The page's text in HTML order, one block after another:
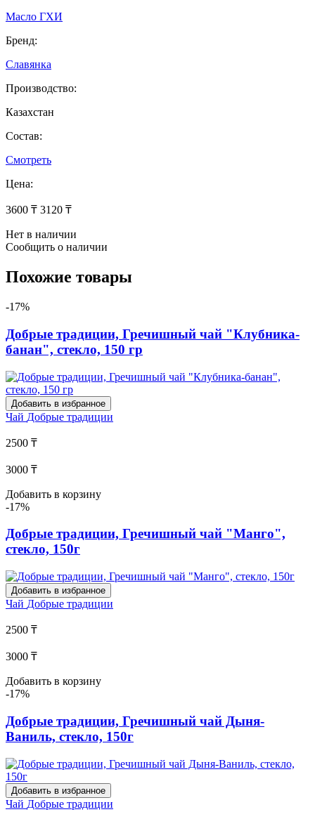
Масло ГХИ
Бренд:
Славянка
Производство:
Казахстан
Состав:
Смотреть
Цена:
3600 ₸ 3120 ₸
Нет в наличии
Сообщить о наличии
Похожие товары
-17%
Добрые традиции, Гречишный чай "Клубника-
банан", стекло, 150 гр
Добавить в избранное
Чай Добрые традиции
2500 ₸
3000 ₸
Добавить в корзину
-17%
Добрые традиции, Гречишный чай "Манго",
стекло, 150г
Добавить в избранное
Чай Добрые традиции
2500 ₸
3000 ₸
Добавить в корзину
-17%
Добрые традиции, Гречишный чай Дыня-
Ваниль, стекло, 150г
Добавить в избранное
Чай Добрые традиции